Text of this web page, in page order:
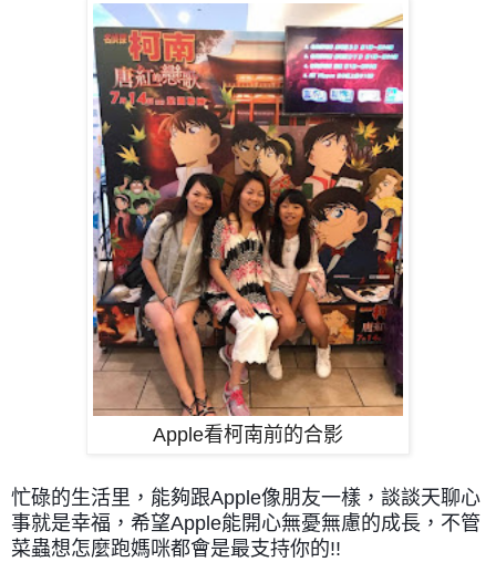
Apple看柯南前的合影
忙碌的生活里，能夠跟Apple像朋友一樣，談談天聊心
事就是幸福，希望Apple能開心無憂無慮的成長，不管
菜蟲想怎麼跑媽咪都會是最支持你的!!